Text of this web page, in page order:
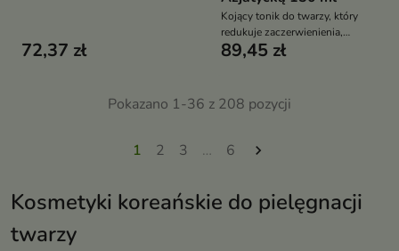
Kosmetyki koreańskie do pielęgnacji
twarzy
72,37 zł
Kojący tonik do twarzy, który
redukuje zaczerwienienia,
łagodzi podrażnienia i wspiera
89,45 zł
Pokazano 1-36 z 208 pozycji
1 2 3 … 6 